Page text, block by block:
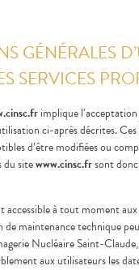
GÉNÉRALES
SERVICES
implique
ci-après décrites.
d’être modifiées ou
du sitewww.cinsc.frsont
accessible à tout moment
maintenance technique
Nucléaire Saint-
aux utilisateurs les